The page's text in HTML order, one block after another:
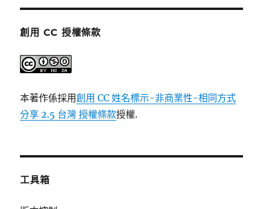
創用 CC 授權條款
本著作係採用創用 CC 姓名標示-非商業性-相同方式
分享 2.5 台灣 授權條款授權.
工具箱